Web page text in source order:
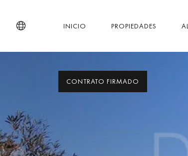
INICIO PROPIEDADES
CONTRATO FIRMADO